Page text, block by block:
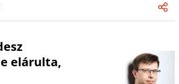
elárulta,